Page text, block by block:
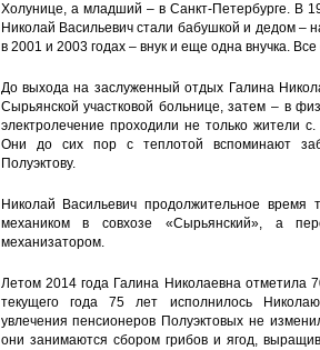
Холунице, а младший – в Санкт-Петербурге. В
Николай Васильевич стали бабушкой и дедом –
в 2001 и 2003 годах – внук и еще одна внучка.
До выхода на заслуженный отдых Галина
Сырьянской участковой больнице, затем – в
электролечение проходили не только жители
Они до сих пор с теплотой вспоминают
Полуэктову.
Николай Васильевич продолжительное время
механиком в совхозе «Сырьянский», а
механизатором.
Летом 2014 года Галина Николаевна отметила
текущего года 75 лет исполнилось
увлечения пенсионеров Полуэктовых не
они занимаются сбором грибов и ягод,